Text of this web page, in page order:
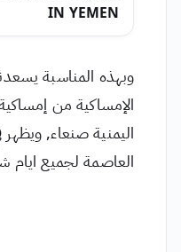
IN YEMEN
وبهذه المناسبة
الإمساكية من
اليمنية صنعاء,
العاصمة لجميع ايام